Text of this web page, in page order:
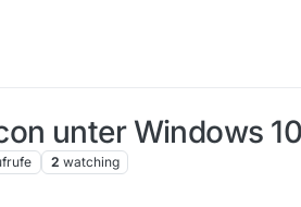
unter Windows 10
2 watching